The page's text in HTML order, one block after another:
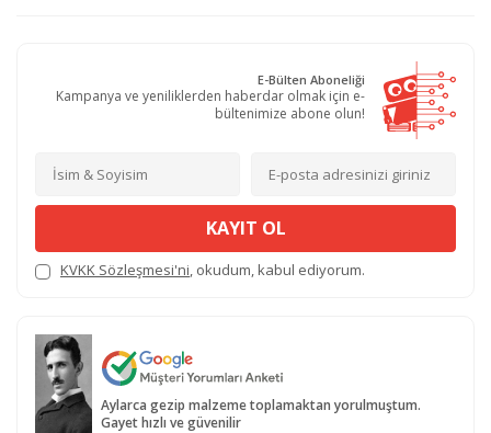
E-Bülten Aboneliği
Kampanya ve yeniliklerden haberdar olmak için e-
bültenimize abone olun!
KAYIT OL
KVKK Sözleşmesi'ni, okudum, kabul ediyorum.
Aylarca gezip malzeme toplamaktan yorulmuştum.
Gayet hızlı ve güvenilir